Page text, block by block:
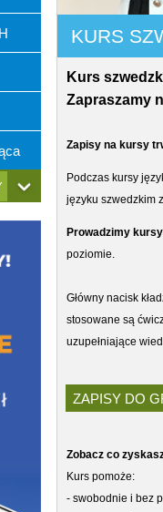
KURS
Kurs
Zapraszamy
Zapisy na kursy
Podczas kursy
języku szwedzkim
Prowadzimy
poziomie.
Główny nacisk
stosowane są
uzupełniające
ZAPISY DO
Zobacz co
Kurs pomoże:
- swobodnie i bez